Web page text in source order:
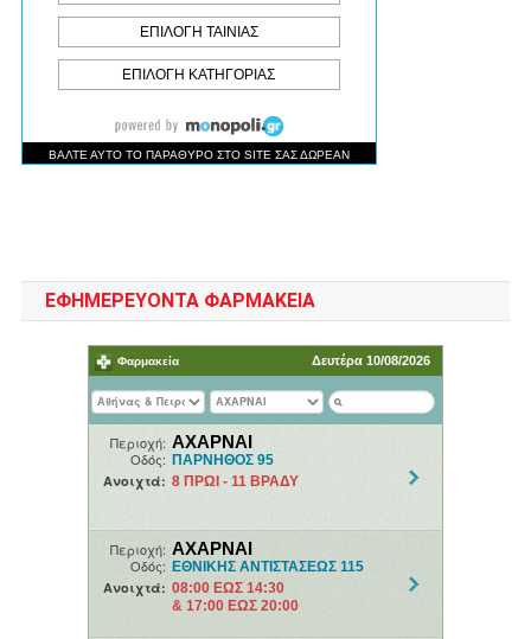
ΕΦΗΜΕΡΕΥΟΝΤΑ ΦΑΡΜΑΚΕΙΑ